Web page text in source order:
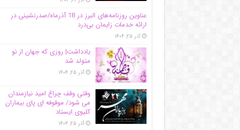
عناوین روزنامه‌های البرز در ‌18 آذرماه/صدرنشینی در
ارائه خدمات زایمان بی‌درد
آذر ۲۵, ۱۴۰۴
یادداشت| روزی که جهان از نو
متولد شد
آذر ۲۵, ۱۴۰۴
وقتی وقف چراغ امید نیازمندان
می شود/ موقوفه ای پای بیماران
کلیوی ایستاد
آذر ۲۵, ۱۴۰۴